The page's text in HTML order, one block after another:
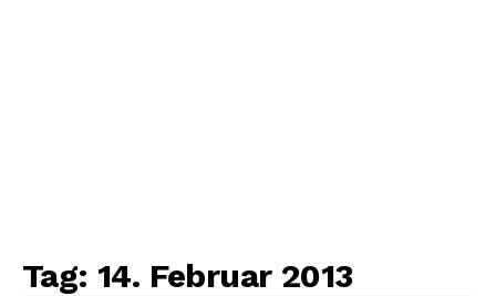
Tag: 14. Februar 2013